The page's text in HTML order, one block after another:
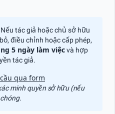
Nếu tác giả hoặc chủ sở hữu
điều chỉnh hoặc cấp phép,
5 ngày làm việcvà hợp
tác giả.
qua form
minh quyền sở hữu (nếu